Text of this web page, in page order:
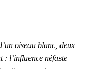
oiseau blanc, deux
: l’influence néfaste